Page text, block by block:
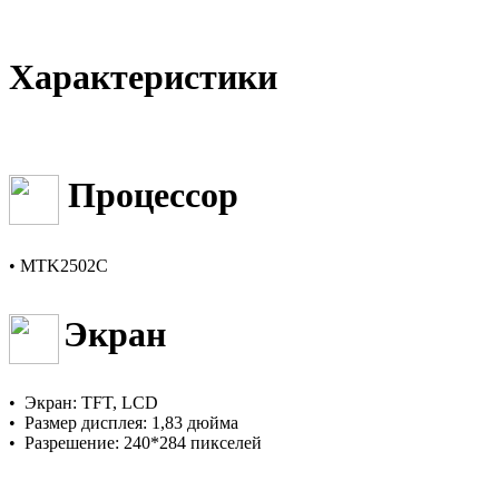
Характеристики
Процессор
• MTK2502C
Экран
• Экран: TFT, LCD
• Размер дисплея: 1,83 дюйма
• Разрешение: 240*284 пикселей